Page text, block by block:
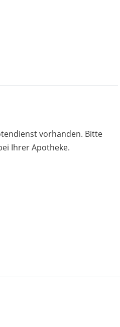
vorhanden. Bitte
Ihrer Apotheke.